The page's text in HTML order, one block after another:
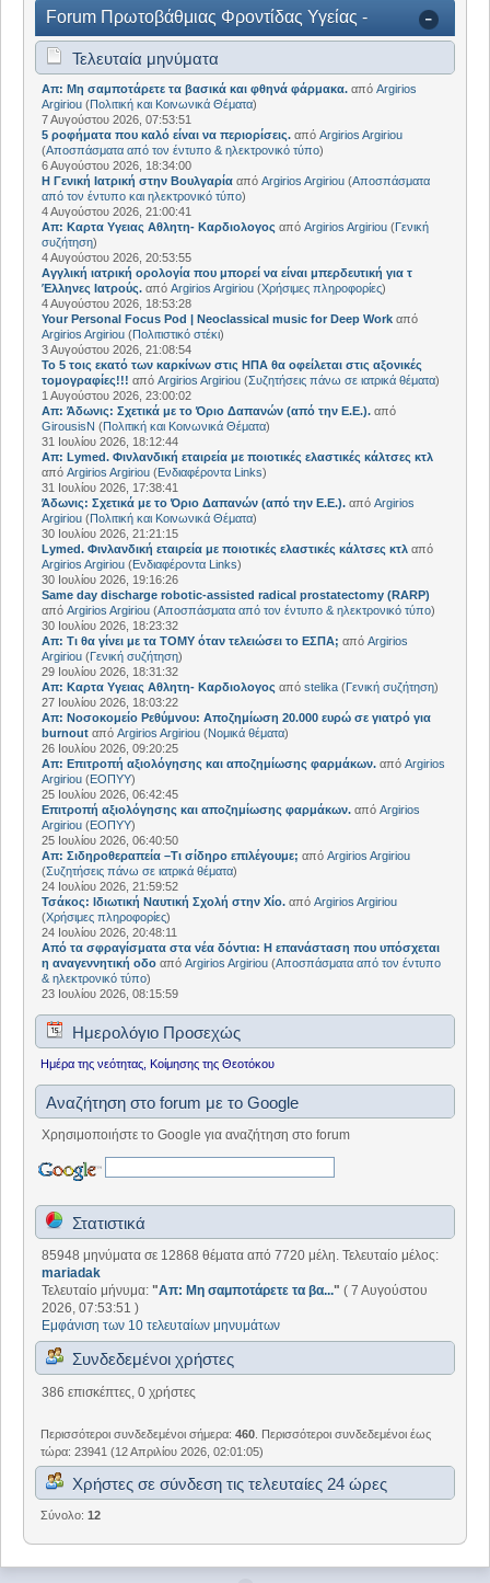
Forum Πρωτοβάθμιας Φροντίδας Υγείας -
Κέντρο Πληροφοριών
Τελευταία μηνύματα
Απ: Μη σαμποτάρετε τα βασικά και φθηνά φάρμακα.από Argirios
Argiriou(Πολιτική και Κοινωνικά Θέματα)
7 Αυγούστου 2026, 07:53:51
5 ροφήματα που καλό είναι να περιορίσεις.από Argirios Argiriou
(Αποσπάσματα από τον έντυπο & ηλεκτρονικό τύπο)
6 Αυγούστου 2026, 18:34:00
Η Γενική Ιατρική στην Βουλγαρίααπό Argirios Argiriou(Αποσπάσματα
από τον έντυπο και ηλεκτρονικό τύπο)
4 Αυγούστου 2026, 21:00:41
Απ: Kαρτα Υγειας Αθλητη- Καρδιολογος από Argirios Argiriou(Γενική
συζήτηση)
4 Αυγούστου 2026, 20:53:55
Αγγλική ιατρική ορολογία που μπορεί να είναι μπερδευτική για τ
Έλληνες Ιατρούς.από Argirios Argiriou(Χρήσιμες πληροφορίες)
4 Αυγούστου 2026, 18:53:28
Your Personal Focus Pod | Neoclassical music for Deep Workαπό
Argirios Argiriou(Πολιτιστικό στέκι)
3 Αυγούστου 2026, 21:08:54
Το 5 τοις εκατό των καρκίνων στις ΗΠΑ θα οφείλεται στις αξονικές
τομογραφίες!!! από Argirios Argiriou(Συζητήσεις πάνω σε ιατρικά θέματα)
1 Αυγούστου 2026, 23:00:02
Απ: Άδωνις: Σχετικά με το Όριο Δαπανών (από την Ε.Ε.).από
GirousisN (Πολιτική και Κοινωνικά Θέματα)
31 Ιουλίου 2026, 18:12:44
Απ: Lymed. Φινλανδική εταιρεία με ποιοτικές ελαστικές κάλτσες κτλ
από Argirios Argiriou(Ενδιαφέροντα Links)
31 Ιουλίου 2026, 17:38:41
Άδωνις: Σχετικά με το Όριο Δαπανών (από την Ε.Ε.).από Argirios
Argiriou(Πολιτική και Κοινωνικά Θέματα)
30 Ιουλίου 2026, 21:21:15
Lymed. Φινλανδική εταιρεία με ποιοτικές ελαστικές κάλτσες κτλαπό
Argirios Argiriou(Ενδιαφέροντα Links)
30 Ιουλίου 2026, 19:16:26
Same day discharge robotic-assisted radical prostatectomy (RARP)
από Argirios Argiriou(Αποσπάσματα από τον έντυπο & ηλεκτρονικό τύπο)
30 Ιουλίου 2026, 18:23:32
Απ: Τι θα γίνει με τα ΤΟΜΥ όταν τελειώσει το ΕΣΠΑ; από Argirios
Argiriou(Γενική συζήτηση)
29 Ιουλίου 2026, 18:31:32
Απ: Kαρτα Υγειας Αθλητη- Καρδιολογος από stelika(Γενική συζήτηση)
27 Ιουλίου 2026, 18:03:22
Απ: Νοσοκομείο Ρεθύμνου: Αποζημίωση 20.000 ευρώ σε γιατρό για
burnoutαπό Argirios Argiriou(Νομικά θέματα)
26 Ιουλίου 2026, 09:20:25
Απ: Επιτροπή αξιολόγησης και αποζημίωσης φαρμάκων.από Argirios
Argiriou(ΕΟΠΥΥ)
25 Ιουλίου 2026, 06:42:45
Επιτροπή αξιολόγησης και αποζημίωσης φαρμάκων.από Argirios
Argiriou(ΕΟΠΥΥ)
25 Ιουλίου 2026, 06:40:50
Απ: Σιδηροθεραπεία –Τι σίδηρο επιλέγουμε; από Argirios Argiriou
(Συζητήσεις πάνω σε ιατρικά θέματα)
24 Ιουλίου 2026, 21:59:52
Τσάκος: Ιδιωτική Ναυτική Σχολή στην Χίο.από Argirios Argiriou
(Χρήσιμες πληροφορίες)
24 Ιουλίου 2026, 20:48:11
Από τα σφραγίσματα στα νέα δόντια: Η επανάσταση που υπόσχεται
η αναγεννητική οδοαπό Argirios Argiriou(Αποσπάσματα από τον έντυπο
& ηλεκτρονικό τύπο)
23 Ιουλίου 2026, 08:15:59
Ημερολόγιο Προσεχώς
Ημέρα της νεότητας, Κοίμησης της Θεοτόκου
Αναζήτηση στο forum με το Google
Χρησιμοποιήστε το Google για αναζήτηση στο forum
Στατιστικά
85948 μηνύματα σε 12868 θέματα από 7720 μέλη. Τελευταίο μέλος:
mariadak
Τελευταίο μήνυμα:"Απ: Μη σαμποτάρετε τα βα..." ( 7 Αυγούστου
2026, 07:53:51 )
Εμφάνιση των 10 τελευταίων μηνυμάτων
Συνδεδεμένοι χρήστες
386 επισκέπτες, 0 χρήστες
Περισσότεροι συνδεδεμένοι σήμερα:460 . Περισσότεροι συνδεδεμένοι έως
τώρα: 23941 (12 Απριλίου 2026, 02:01:05)
Χρήστες σε σύνδεση τις τελευταίες 24 ώρες
Σύνολο:12